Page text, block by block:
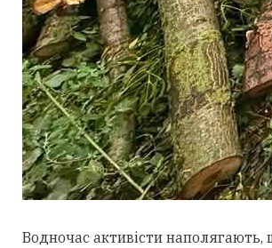
Водночас активісти